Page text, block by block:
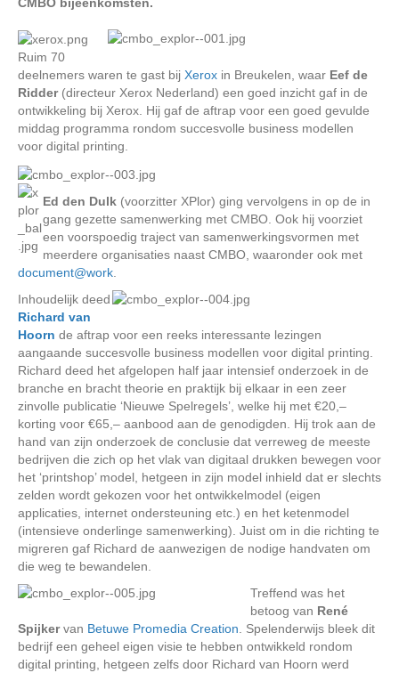
Ruim 70
deelnemers waren te gast bij Xerox in Breukelen, waar Eef de
Ridder(directeur Xerox Nederland) een goed inzicht gaf in de
ontwikkeling bij Xerox. Hij gaf de aftrap voor een goed gevulde
middag programma rondom succesvolle business modellen
voor digital printing.
Ed den Dulk (voorzitter XPlor) ging vervolgens in op de in
gang gezette samenwerking met CMBO. Ook hij voorziet
een voorspoedig traject van samenwerkingsvormen met
meerdere organisaties naast CMBO, waaronder ook met
document@work
Inhoudelijk deed
Richard van
Hoorn de aftrap voor een reeks interessante lezingen
aangaande succesvolle business modellen voor digital printing.
Richard deed het afgelopen half jaar intensief onderzoek in de
branche en bracht theorie en praktijk bij elkaar in een zeer
zinvolle publicatie ‘Nieuwe Spelregels’, welke hij met €20,–
korting voor €65,– aanbood aan de genodigden. Hij trok aan de
hand van zijn onderzoek de conclusie dat verreweg de meeste
bedrijven die zich op het vlak van digitaal drukken bewegen voor
het ‘printshop’ model, hetgeen in zijn model inhield dat er slechts
zelden wordt gekozen voor het ontwikkelmodel (eigen
applicaties, internet ondersteuning etc.) en het ketenmodel
(intensieve onderlinge samenwerking). Juist om in die richting te
migreren gaf Richard de aanwezigen de nodige handvaten om
die weg te bewandelen.
Treffend was het
betoog van René
Spijkervan Betuwe Promedia Creation . Spelenderwijs bleek dit
bedrijf een geheel eigen visie te hebben ontwikkeld rondom
digital printing, hetgeen zelfs door Richard van Hoorn werd